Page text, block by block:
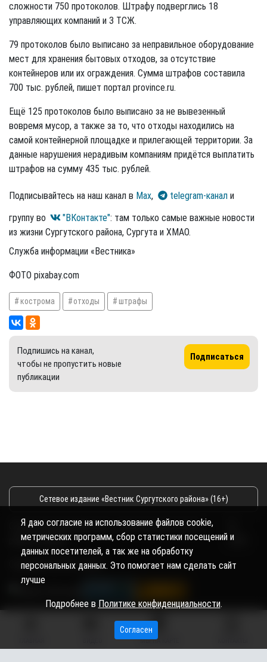
сложности 750 протоколов. Штрафу подверглись 18
управляющих компаний и 3 ТСЖ.
79 протоколов было выписано за неправильное оборудование
мест для хранения бытовых отходов, за отсутствие
контейнеров или их ограждения. Сумма штрафов составила
700 тыс. рублей, пишет портал province.ru.
Ещё 125 протоколов было выписано за не вывезенный
вовремя мусор, а также за то, что отходы находились на
самой контейнерной площадке и прилегающей территории. За
данные нарушения нерадивым компаниям придётся выплатить
штрафов на сумму 435 тыс. рублей.
Подписывайтесь на наш канал в Max, telegram-канал и
группу во
"ВКонтакте": там только самые важные новости
из жизни Сургутского района, Сургута и ХМАО.
Служба информации «Вестника»
ФОТО pixabay.com
кострома отходы штрафы
Подпишись на канал,
чтобы не пропустить новые
публикации
Подписаться
Сетевое издание «Вестник Сургутского района» (16+)
Сетевое издание Вестник - Новости Сургутского
района и Югры
2026
Copyright © 2018- 2026
МЫ НА КАРТЕ
Я даю согласие на использование файлов cookie,
метрических программ, сбор статистики посещений и
данных посетителей, а так же на обработку
персональных данных. Это помогает нам сделать сайт
лучше
Подробнее в Политике конфиденциальности.
Согласен